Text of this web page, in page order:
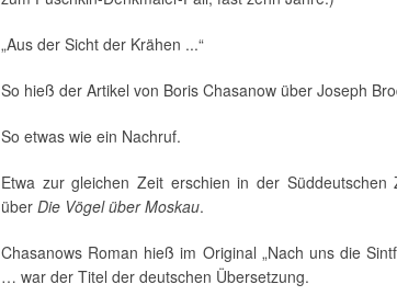
„Aus der Sicht der Krähen ...“
So hieß der Artikel von Boris Chasanow über Joseph
So etwas wie ein Nachruf.
Etwa zur gleichen Zeit erschien in der Süddeutschen
über Die Vögel über Moskau.
Chasanows Roman hieß im Original „Nach uns die
… war der Titel der deutschen Übersetzung.